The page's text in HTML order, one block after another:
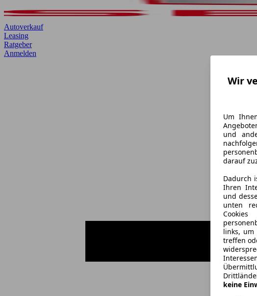
Autoverkauf
Leasing
Ratgeber
Anmelden
Wir
Um
und
darauf
Dadurch
Ihren
und
unten
links, um
treffen
keine